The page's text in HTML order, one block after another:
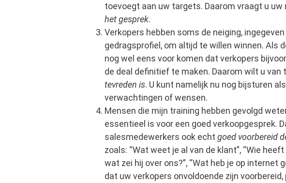
toevoegt aan uw targets. Daarom vraagt u uw
het gesprek.
Verkopers hebben soms de neiging,
gedragsprofiel, om altijd te willen winnen. Als
nog wel eens voor komen dat verkopers
de deal definitief te maken. Daarom wilt u van
tevreden is. U kunt namelijk nu nog bijsturen
verwachtingen of wensen.
Mensen die mijn training hebben gevolgd
essentieel is voor een goed verkoopgesprek.
salesmedewerkers ook echt goed voorbereid
zoals: “Wat weet je al van de klant”, “Wie
wat zei hij over ons?”, “Wat heb je op internet
dat uw verkopers onvoldoende zijn